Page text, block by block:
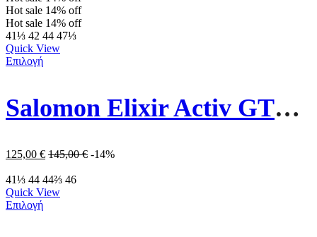
Hot sale 14% off
Hot sale 14% off
41⅓ 42 44 47⅓
Quick View
Επιλογή
Salomon Elixir Activ GTX L474558 Γκρι
125,00 € 145,00€ -14%
41⅓ 44 44⅔ 46
Quick View
Επιλογή